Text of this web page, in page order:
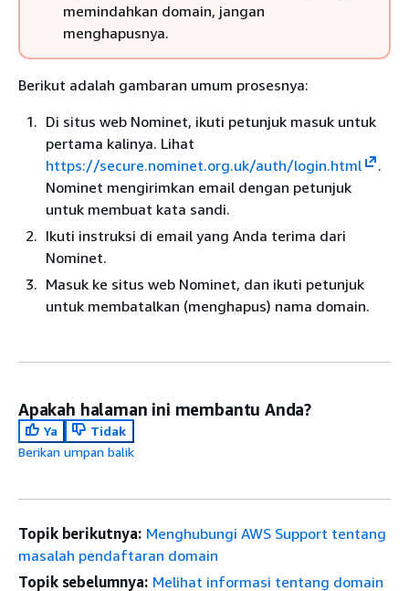
memindahkan domain, jangan
menghapusnya.
Berikut adalah gambaran umum prosesnya:
Di situs web Nominet, ikuti petunjuk masuk untuk
pertama kalinya. Lihat
https://secure.nominet.org.uk/auth/login.html
.
Nominet mengirimkan email dengan petunjuk
untuk membuat kata sandi.
Ikuti instruksi di email yang Anda terima dari
Nominet.
Masuk ke situs web Nominet, dan ikuti petunjuk
untuk membatalkan (menghapus) nama domain.
Apakah halaman ini membantu Anda?
Ya
Tidak
Berikan umpan balik
Topik berikutnya: Menghubungi AWS Support tentang
masalah pendaftaran domain
Topik sebelumnya: Melihat informasi tentang domain